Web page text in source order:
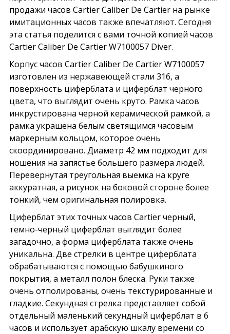
продажи часов Cartier Caliber De Cartier на рынке
имитационных часов также впечатляют. Сегодня
эта статья поделится с вами точной копией часов
Cartier Caliber De Cartier W7100057 Diver.
Корпус часов Cartier Caliber De Cartier W7100057
изготовлен из нержавеющей стали 316, а
поверхность циферблата и циферблат черного
цвета, что выглядит очень круто. Рамка часов
инкрустирована черной керамической рамкой, а
рамка украшена белым светящимся часовым
маркерным кольцом, которое очень
скоординировано. Диаметр 42 мм подходит для
ношения на запястье большего размера людей.
Перевернутая треугольная выемка на круге
аккуратная, а рисунок на боковой стороне более
тонкий, чем оригинальная полировка.
Циферблат этих точных часов Cartier черный,
темно-черный циферблат выглядит более
загадочно, а форма циферблата также очень
уникальна. Две стрелки в центре циферблата
обрабатываются с помощью бабушкиного
покрытия, а металл полон блеска. Руки также
очень отполированы, очень текстурированные и
гладкие. Секундная стрелка представляет собой
отдельный маленький секундный циферблат в 6
часов и использует арабскую шкалу времени со